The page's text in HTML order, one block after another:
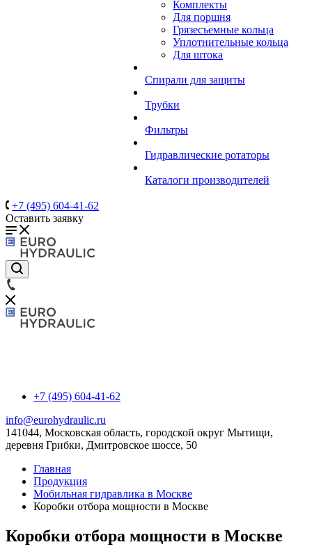
Комплекты
Для поршня
Грязесъемные кольца
Уплотнительные кольца
Для штока
Спирали для защиты
Трубки
Фильтры
Гидравлические ротаторы
Каталоги производителей
+7 (495) 604-41-62
Оставить заявку
+7 (495) 604-41-62
info@eurohydraulic.ru
141044, Московская область, городской округ Мытищи,
деревня Грибки, Дмитровское шоссе, 50
Главная
Продукция
Мобильная гидравлика в Москве
Коробки отбора мощности в Москве
Коробки отбора мощности в Москве